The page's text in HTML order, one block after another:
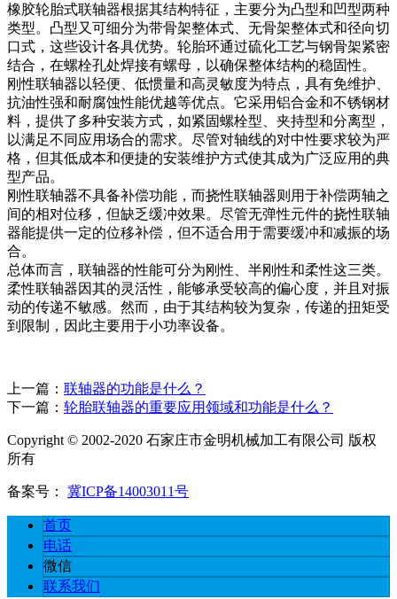
橡胶轮胎式联轴器根据其结构特征，主要分为凸型和凹型两种
类型。凸型又可细分为带骨架整体式、无骨架整体式和径向切
口式，这些设计各具优势。轮胎环通过硫化工艺与钢骨架紧密
结合，在螺栓孔处焊接有螺母，以确保整体结构的稳固性。
刚性联轴器以轻便、低惯量和高灵敏度为特点，具有免维护、
抗油性强和耐腐蚀性能优越等优点。它采用铝合金和不锈钢材
料，提供了多种安装方式，如紧固螺栓型、夹持型和分离型，
以满足不同应用场合的需求。尽管对轴线的对中性要求较为严
格，但其低成本和便捷的安装维护方式使其成为广泛应用的典
型产品。
刚性联轴器不具备补偿功能，而挠性联轴器则用于补偿两轴之
间的相对位移，但缺乏缓冲效果。尽管无弹性元件的挠性联轴
器能提供一定的位移补偿，但不适合用于需要缓冲和减振的场
合。
总体而言，联轴器的性能可分为刚性、半刚性和柔性这三类。
柔性联轴器因其的灵活性，能够承受较高的偏心度，并且对振
动的传递不敏感。然而，由于其结构较为复杂，传递的扭矩受
到限制，因此主要用于小功率设备。
上一篇： 联轴器的功能是什么？
下一篇： 轮胎联轴器的重要应用领域和功能是什么？
Copyright © 2002-2020 石家庄市金明机械加工有限公司 版权
所有
备案号： 冀ICP备14003011号
首页
电话
微信
联系我们